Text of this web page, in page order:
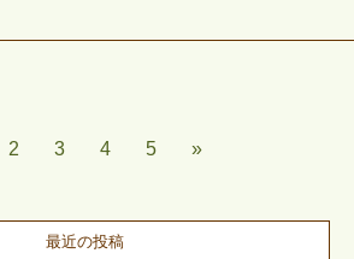
2 3 4 5 »
最近の投稿